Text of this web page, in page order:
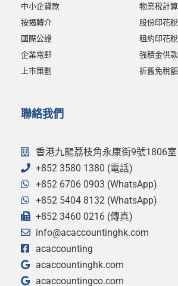
中小企貸款
按揭轉介
國際公證
企業電郵
上市策劃
物業稅計
股份印花
租約印花
強積金供
折舊免稅
聯絡我們
香港九龍荔枝角永康街9號1806室
+852 3580 1380 (電話)
+852 6706 0903 (WhatsApp)
+852 5404 8132 (WhatsApp)
+852 3460 0216 (傳真)
info@acaccountinghk.com
acaccounting
acaccountinghk.com
acaccountingco.com